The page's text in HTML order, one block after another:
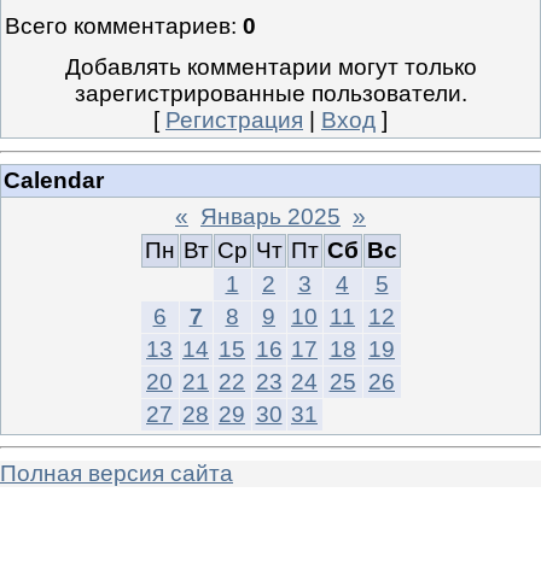
Всего комментариев: 0
Добавлять комментарии могут только
зарегистрированные пользователи.
[ Регистрация Вход ]
Calendar
« Январь 2025 »
Пн Вт Ср Чт Пт Сб Вс
1
2 3 4
5
6
7 8 9 10 11
12
13 14 15 16 17 18 19
20 21 22 23 24 25 26
27 28 29 30 31
Полная версия сайта